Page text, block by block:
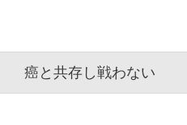
癌と共存し戦わない